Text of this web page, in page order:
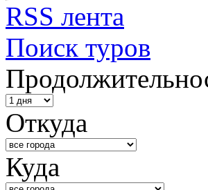
RSS лента
Поиск туров
Откуда
Куда